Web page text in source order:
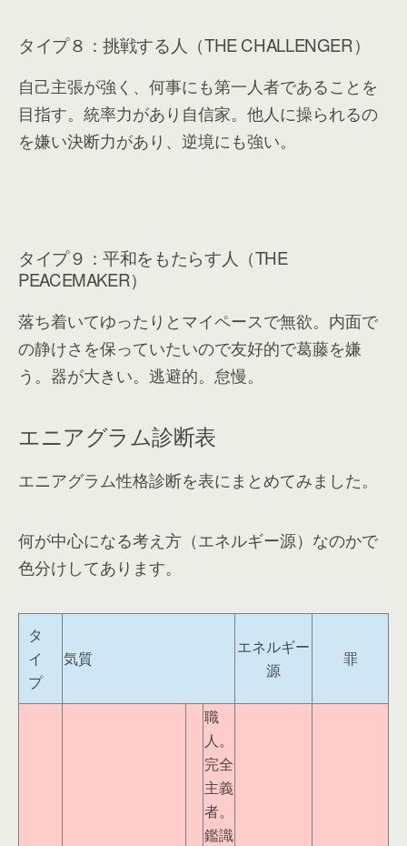
タイプ８：挑戦する人（THE CHALLENGER）
自己主張が強く、何事にも第一人者であることを
目指す。統率力があり自信家。他人に操られるの
を嫌い決断力があり、逆境にも強い。
タイプ９：平和をもたらす人（THE
PEACEMAKER）
落ち着いてゆったりとマイペースで無欲。内面で
の静けさを保っていたいので友好的で葛藤を嫌
う。器が大きい。逃避的。怠慢。
エニアグラム診断表
エニアグラム性格診断を表にまとめてみました。
何が中心になる考え方（エネルギー源）なのかで
色分けしてあります。
タ
イ
プ
気質
エネルギー
源
罪
職
人。
完全
主義
者。
鑑識